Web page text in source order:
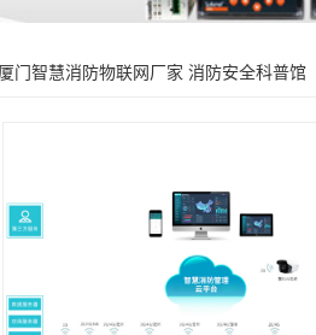
门智慧消防物联网厂家 消防安全科普馆